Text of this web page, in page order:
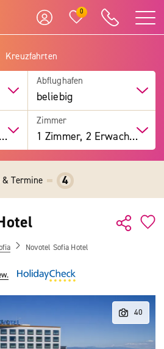
0
Kreuzfahrten
Abflughafen
beliebig
Zimmer
1 Zimmer, 2 Erwachsene
& Termine 4
Novotel Sofia Hotel